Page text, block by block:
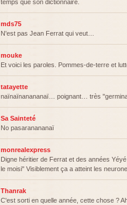
temps que son dictionnaire.
mds75
N'est pas Jean Ferrat qui veut…
mouke
Et voici les paroles. Pommes-de-terre et
tatayette
naïnaïnanananaï… poignant… très
Sa Sainteté
No pasaranananaï
monrealexpress
Digne héritier de Ferrat et des années
le moisi" Visiblement ça a atteint les
Thanrak
C'est sorti en quelle année, cette chose ?